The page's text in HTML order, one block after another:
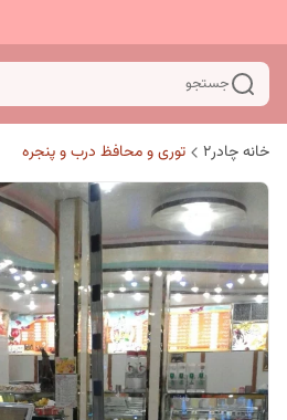
جستجو
خانه چادر۲ توری و محافظ درب و پنجره